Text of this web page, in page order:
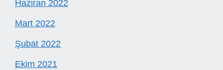
Haziran 2022
Mart 2022
Şubat 2022
Ekim 2021